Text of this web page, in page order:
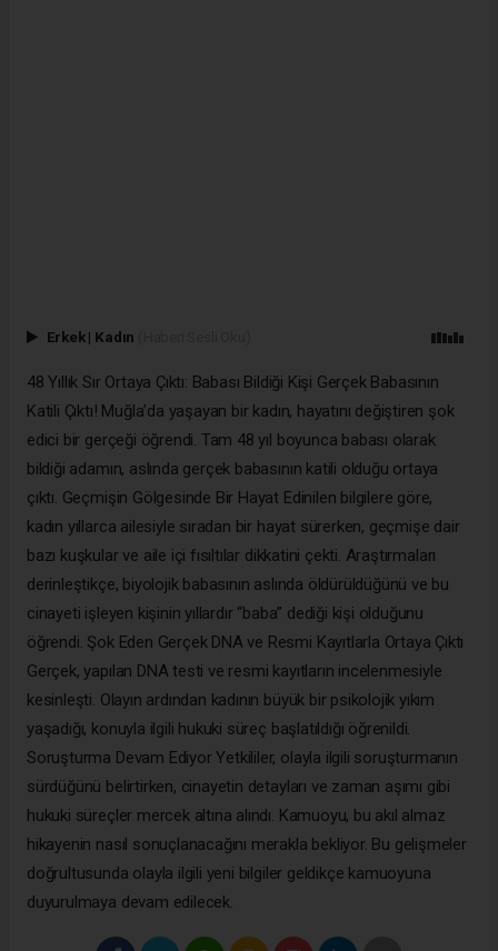
Erkek | Kadın
48 Yıllık Sır Ortaya Çıktı: Babası Bildiği Kişi Gerçek Babasının
Katili Çıktı! Muğla’da yaşayan bir kadın, hayatını değiştiren şok
edici bir gerçeği öğrendi. Tam 48 yıl boyunca babası olarak
bildiği adamın, aslında gerçek babasının katili olduğu ortaya
çıktı. Geçmişin Gölgesinde Bir Hayat Edinilen bilgilere göre,
kadın yıllarca ailesiyle sıradan bir hayat sürerken, geçmişe dair
bazı kuşkular ve aile içi fısıltılar dikkatini çekti. Araştırmaları
derinleştikçe, biyolojik babasının aslında öldürüldüğünü ve bu
cinayeti işleyen kişinin yıllardır “baba” dediği kişi olduğunu
öğrendi. Şok Eden Gerçek DNA ve Resmi Kayıtlarla Ortaya Çıktı
Gerçek, yapılan DNA testi ve resmi kayıtların incelenmesiyle
kesinleşti. Olayın ardından kadının büyük bir psikolojik yıkım
yaşadığı, konuyla ilgili hukuki süreç başlatıldığı öğrenildi.
Soruşturma Devam Ediyor Yetkililer, olayla ilgili soruşturmanın
sürdüğünü belirtirken, cinayetin detayları ve zaman aşımı gibi
hukuki süreçler mercek altına alındı. Kamuoyu, bu akıl almaz
hikayenin nasıl sonuçlanacağını merakla bekliyor. Bu gelişmeler
doğrultusunda olayla ilgili yeni bilgiler geldikçe kamuoyuna
duyurulmaya devam edilecek.